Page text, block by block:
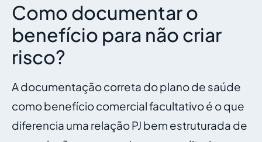
Como documentar o
benefício para não criar
risco?
A documentação correta do plano de saúde
como benefício comercial facultativo é o que
diferencia uma relação PJ bem estruturada de